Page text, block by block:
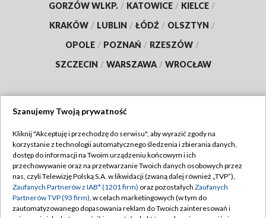
GORZÓW WLKP. / KATOWICE / KIELCE /
KRAKÓW / LUBLIN / ŁÓDŹ / OLSZTYN /
OPOLE / POZNAŃ / RZESZÓW /
SZCZECIN / WARSZAWA / WROCŁAW
TVP
Abonament TVP
Emisja w TVP
Centrum informacji TVP
Regulamin TVP
Polityka prywatności
Moje zgody
Szanujemy Twoją prywatność
Kliknij "Akceptuję i przechodzę do serwisu", aby wyrazić zgody na
korzystanie z technologii automatycznego śledzenia i zbierania danych,
dostęp do informacji na Twoim urządzeniu końcowym i ich
przechowywanie oraz na przetwarzanie Twoich danych osobowych przez
nas, czyli Telewizję Polską S.A. w likwidacji (zwaną dalej również „TVP”),
Zaufanych Partnerów z IAB* (1201 firm) oraz pozostałych Zaufanych
Partnerów TVP (93 firm), w celach marketingowych (w tym do
zautomatyzowanego dopasowania reklam do Twoich zainteresowań i